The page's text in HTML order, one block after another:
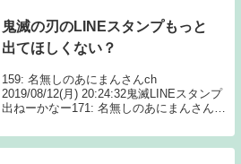
鬼滅の刃のLINEスタンプもっと
出てほしくない？
159: 名無しのあにまんさんch
2019/08/12(月) 20:24:32鬼滅LINEスタンプ
出ねーかなー171: 名無しのあにまんさんch
なに恥を晒すんだ！は使いやす...